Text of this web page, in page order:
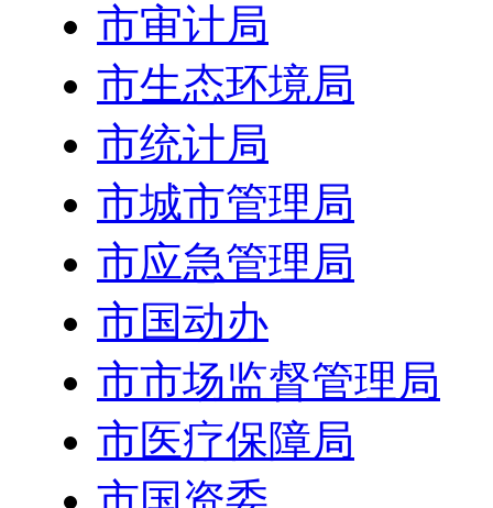
市审计局
市生态环境局
市统计局
市城市管理局
市应急管理局
市国动办
市市场监督管理局
市医疗保障局